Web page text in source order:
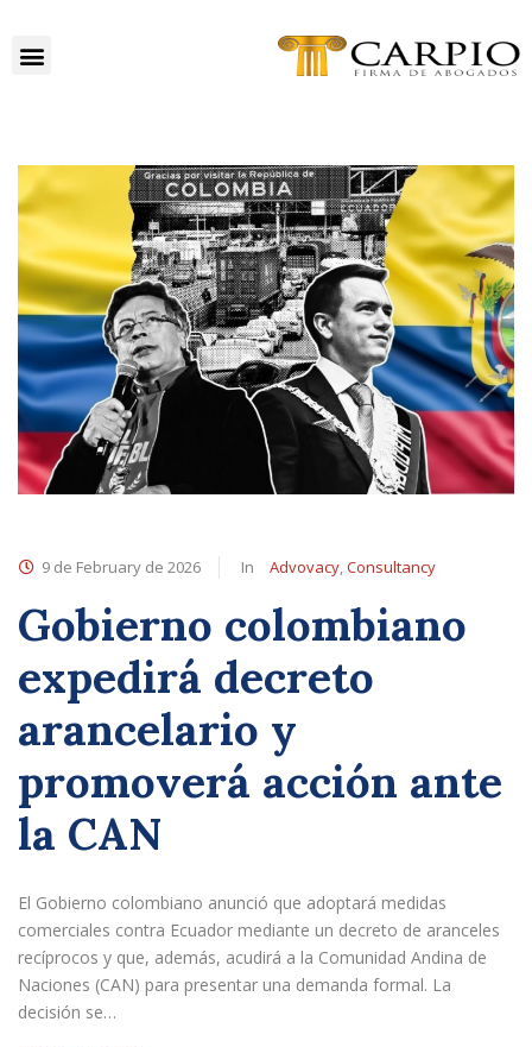
9 de February de 2026 In Advovacy,Consultancy
Gobierno colombiano
expedirá decreto
arancelario y
promoverá acción ante
la CAN
El Gobierno colombiano anunció que adoptará medidas
comerciales contra Ecuador mediante un decreto de aranceles
recíprocos y que, además, acudirá a la Comunidad Andina de
Naciones (CAN) para presentar una demanda formal. La
decisión se…